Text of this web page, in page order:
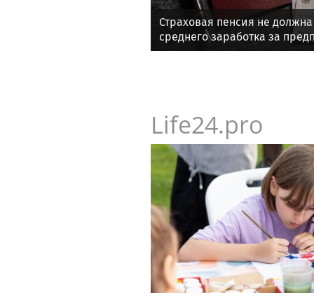
Страховая пенсия не
среднего заработка за
работы
Life24.pro